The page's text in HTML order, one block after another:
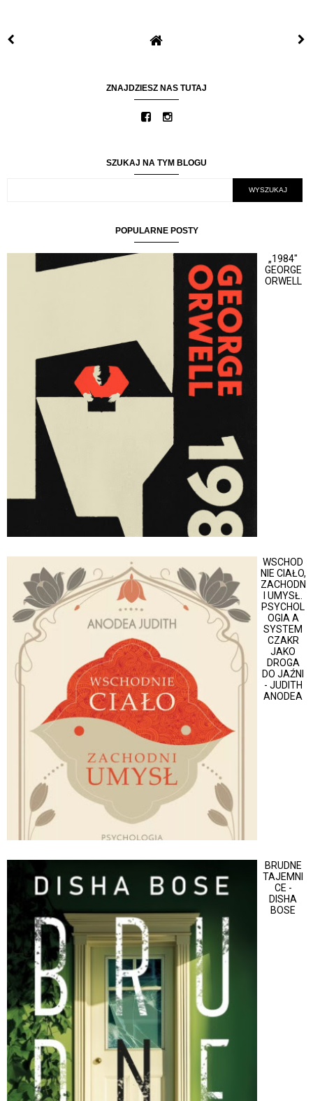
ZNAJDZIESZ NAS TUTAJ
SZUKAJ NA TYM BLOGU
POPULARNE POSTY
„1984"
GEORGE
ORWELL
WSCHOD
NIE CIAŁO,
ZACHODN
I UMYSŁ.
PSYCHOL
OGIA A
SYSTEM
CZAKR
JAKO
DROGA
DO JAŹNI
- JUDITH
ANODEA
BRUDNE
TAJEMNI
CE -
DISHA
BOSE